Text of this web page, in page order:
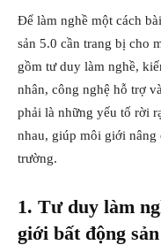
Để làm nghề một cách
sản 5.0 cần trang bị cho
gồm tư duy làm nghề,
nhân, công nghệ hỗ trợ
phải là những yếu tố rời
nhau, giúp môi giới nâng
trường.
1. Tư duy làm
giới bất động